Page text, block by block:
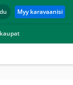
Myy karavaanisi